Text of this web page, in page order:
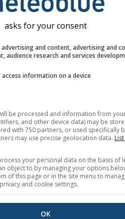
asks for your consent
advertising and content, advertising and
audience research and services
information on a device
be processed and information from
and other device data) may be
with 750 partners, or used specifically
may use precise geolocation data.
your personal data on the basis of
object to by managing your options
of this page or in the site menu to
and cookie settings.
OK